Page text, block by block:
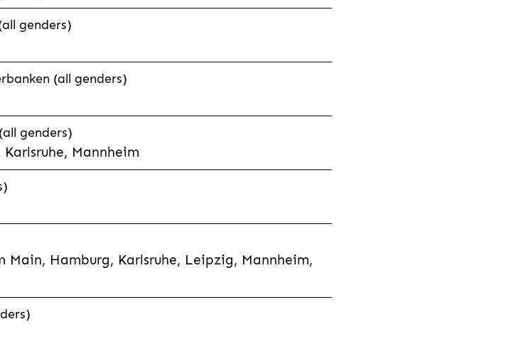
genders)
(all genders)
genders)
Mannheim
Main, Hamburg, Karlsruhe, Leipzig, Mannheim,